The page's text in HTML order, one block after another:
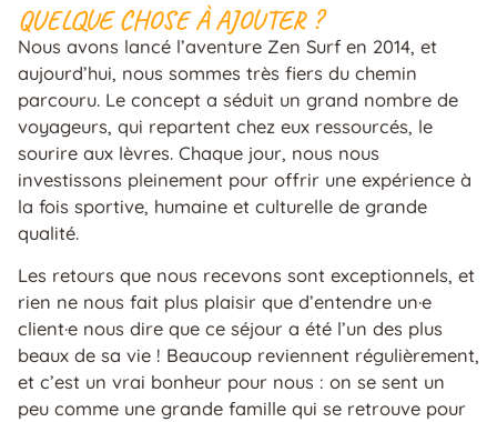
QUELQUE CHOSE À AJOUTER ?
Nous avons lancé l’aventure Zen Surf en 2014, et
aujourd’hui, nous sommes très fiers du chemin
parcouru. Le concept a séduit un grand nombre de
voyageurs, qui repartent chez eux ressourcés, le
sourire aux lèvres. Chaque jour, nous nous
investissons pleinement pour offrir une expérience à
la fois sportive, humaine et culturelle de grande
qualité.
Les retours que nous recevons sont exceptionnels, et
rien ne nous fait plus plaisir que d’entendre un·e
client·e nous dire que ce séjour a été l’un des plus
beaux de sa vie ! Beaucoup reviennent régulièrement,
et c’est un vrai bonheur pour nous : on se sent un
peu comme une grande famille qui se retrouve pour